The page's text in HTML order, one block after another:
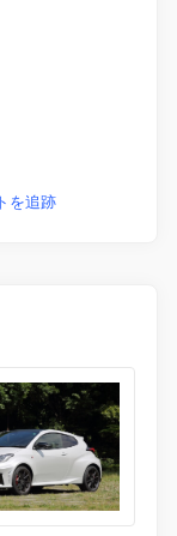
を追跡